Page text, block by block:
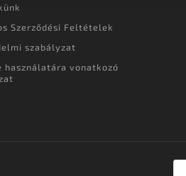
Szerződési Feltételek
szabályzat
használatára vonatkozó